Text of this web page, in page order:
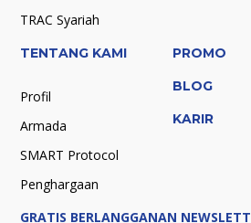
TRAC Syariah
TENTANG KAMI
Profil
Armada
SMART Protocol
Penghargaan
PROMO
BLOG
KARIR
GRATIS BERLANGGANAN